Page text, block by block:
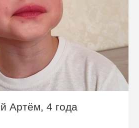
Артём, 4 года